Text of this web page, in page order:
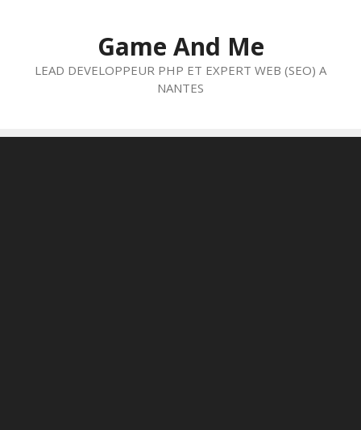
Game And Me
LEAD DEVELOPPEUR PHP ET EXPERT WEB (SEO) A
NANTES